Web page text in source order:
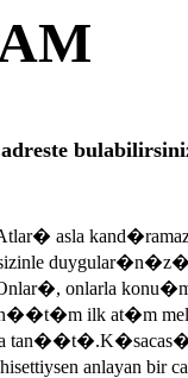
asla
sizinle
Onlar�, onlarla
ilk at�m
anlayan bir